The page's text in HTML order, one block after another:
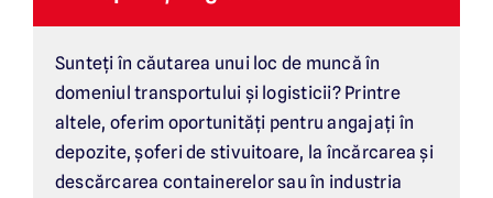
Sunteți în căutarea unui loc de muncă în
domeniul transportului și logisticii? Printre
altele, oferim oportunități pentru angajați în
depozite, șoferi de stivuitoare, la încărcarea și
descărcarea containerelor sau în industria